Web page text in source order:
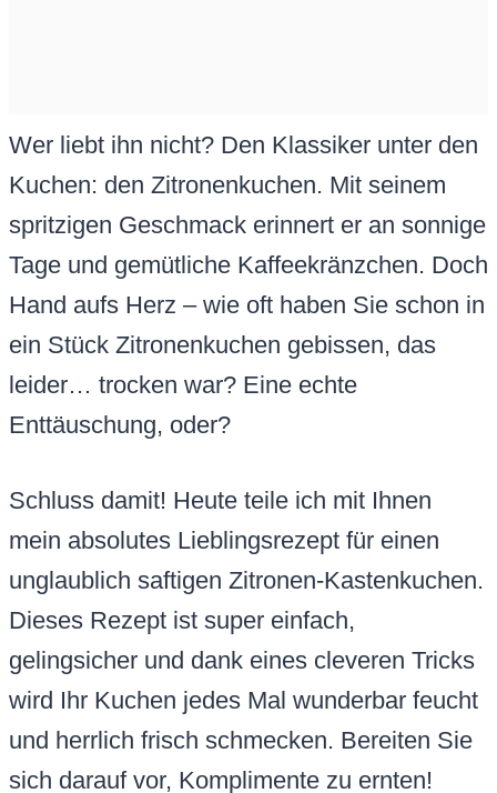
Wer liebt ihn nicht? Den Klassiker unter den
Kuchen: den Zitronenkuchen. Mit seinem
spritzigen Geschmack erinnert er an sonnige
Tage und gemütliche Kaffeekränzchen. Doch
Hand aufs Herz – wie oft haben Sie schon in
ein Stück Zitronenkuchen gebissen, das
leider… trocken war? Eine echte
Enttäuschung, oder?
Schluss damit! Heute teile ich mit Ihnen
mein absolutes Lieblingsrezept für einen
unglaublich saftigen Zitronen-Kastenkuchen.
Dieses Rezept ist super einfach,
gelingsicher und dank eines cleveren Tricks
wird Ihr Kuchen jedes Mal wunderbar feucht
und herrlich frisch schmecken. Bereiten Sie
sich darauf vor, Komplimente zu ernten!